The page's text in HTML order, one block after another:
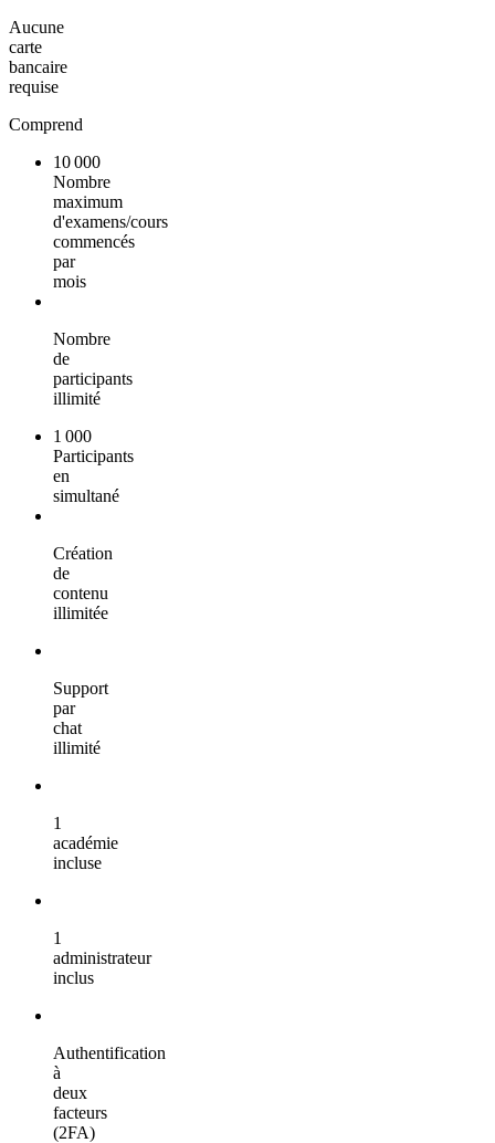
Aucune
carte
bancaire
requise
Comprend
10 000
Nombre
maximum
d'examens/cours
commencés
par
mois
Nombre
de
participants
illimité
1 000
Participants
en
simultané
Création
de
contenu
illimitée
Support
par
chat
illimité
1
académie
incluse
1
administrateur
inclus
Authentification
à
deux
facteurs
(2FA)